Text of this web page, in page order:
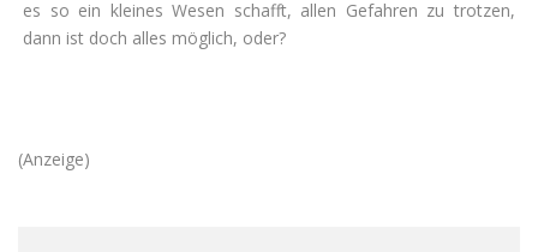
es so ein kleines Wesen schafft, allen Gefahren zu trotzen,
dann ist doch alles möglich, oder?
(Anzeige)